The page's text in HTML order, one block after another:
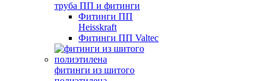
труба ПП и фитинги
Фитинги ПП
Heisskraft
Фитинги ПП Valtec
фитинги из шитого